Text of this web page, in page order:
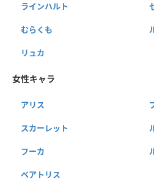
ラインハルト
むらくも
リュカ
女性キャラ
アリス
スカーレット
フーカ
ベアトリス